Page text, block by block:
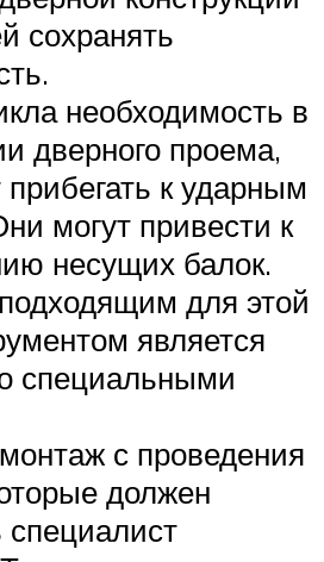
сохранять
необходимость в
дверного проема,
прибегать к ударным
могут привести к
несущих балок.
для этой
является
специальными
с проведения
должен